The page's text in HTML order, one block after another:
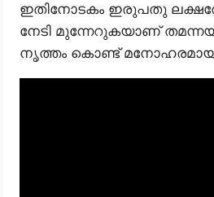
ഇതിനോടകം ഇരുപതു
നേടി മുന്നേറുകയാണ്
നൃത്തം കൊണ്ട്